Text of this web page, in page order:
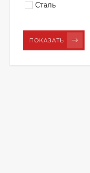
Сталь
ПОКАЗАТЬ